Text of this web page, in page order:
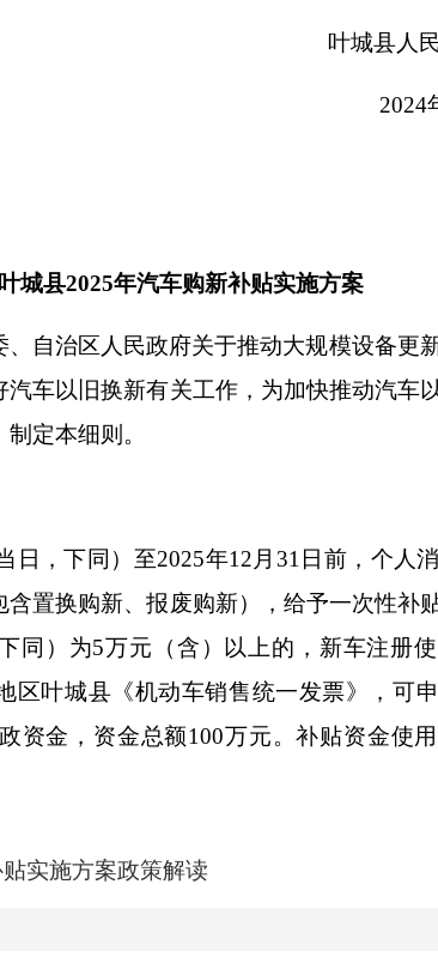
叶城县人
2024
叶城县2025年汽车购新补贴实施方案
自治区人民政府关于推动大规模设备更
车以旧换新有关工作， 为加快推动汽车
定本细则。
日，下同）至2025年12 月 31 日前，个人
置换购新、报废购新），给予一次性补
同）为5万元（含）以上的，新车注册
区叶城县《机动车销售统一发票》，可
资金，资金总额100万元。补贴资金使
实施方案政策解读